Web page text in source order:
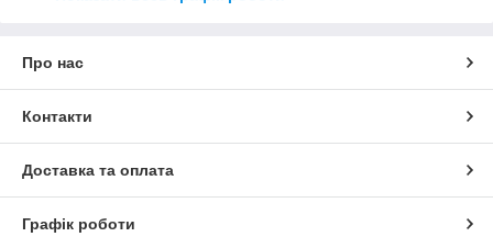
Про нас
Контакти
Доставка та оплата
Графік роботи